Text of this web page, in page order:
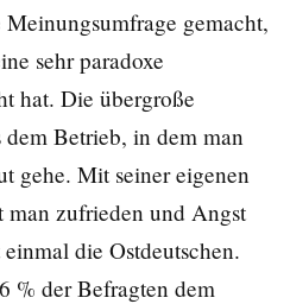
gemacht,
sehr paradoxe
hat. Die übergroße
Betrieb, in dem man
gehe. Mit seiner eigenen
zufrieden und Angst
die Ostdeutschen.
% der Befragten dem